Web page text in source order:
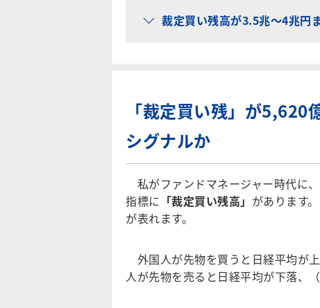
裁定買い残高が3.5兆～4兆円
「裁定買い残」が5,620
シグナルか
私がファンドマネージャー時代に
指標に 「裁定買い残高」 があります
が表れます。
外国人が先物を買うと日経平均が
人が先物を売ると日経平均が下落、